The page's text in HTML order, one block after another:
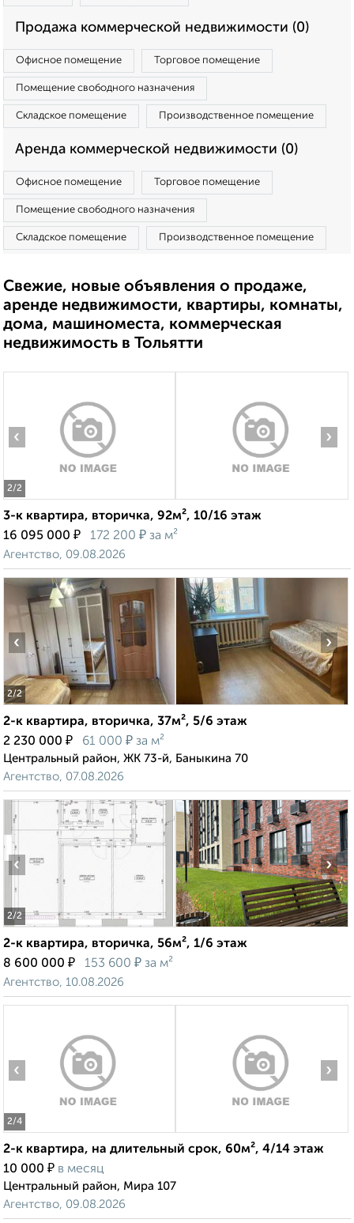
Продажа коммерческой недвижимости (0)
Офисное помещение Торговое помещение
Помещение свободного назначения
Складское помещение Производственное помещение
Аренда коммерческой недвижимости (0)
Офисное помещение Торговое помещение
Помещение свободного назначения
Складское помещение Производственное помещение
Свежие, новые объявления о продаже,
аренде недвижимости, квартиры, комнаты,
дома, машиноместа, коммерческая
недвижимость в Тольятти
2/2
‹ ›
3-к квартира, вторичка, 92м², 10/16 этаж
16 095 000 ₽ 172 200 ₽ за м²
Агентство, 09.08.2026
2/2
‹ ›
2-к квартира, вторичка, 37м², 5/6 этаж
2 230 000 ₽ 61 000 ₽ за м²
Центральный район, ЖК 73-й, Баныкина 70
Агентство, 07.08.2026
2/2
‹ ›
2-к квартира, вторичка, 56м², 1/6 этаж
8 600 000 ₽ 153 600 ₽ за м²
Агентство, 10.08.2026
2/4
‹ ›
2-к квартира, на длительный срок, 60м², 4/14 этаж
10 000 ₽ в месяц
Центральный район, Мира 107
Агентство, 09.08.2026